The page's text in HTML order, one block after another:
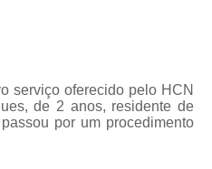
serviço oferecido pelo HCN
de 2 anos, residente de
por um procedimento